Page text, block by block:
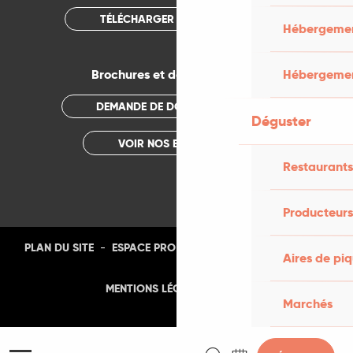
Déguster
Aires de
Marchés
Recherche
TÉLÉCHARGER L'APPLICATION
Brochures et documentations
DEMANDE DE DOCUMENTATION
VOIR NOS BROCHURES
PLAN DU SITE - ESPACE PRO
MENTIONS LÉGALES